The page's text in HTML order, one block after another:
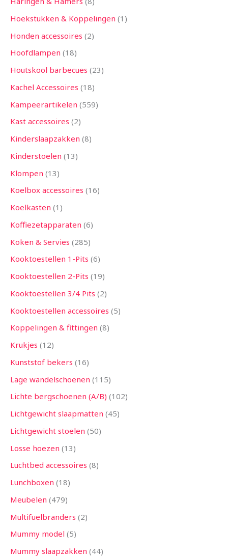
Hoekstukken & Koppelingen 1
Honden accessoires 2
Hoofdlampen 18
Houtskool barbecues 23
Kachel Accessoires 18
Kampeerartikelen 559
Kast accessoires 2
Kinderslaapzakken 8
Kinderstoelen 13
Klompen 13
Koelbox accessoires 16
Koelkasten 1
Koffiezetapparaten 6
Koken & Servies 285
Kooktoestellen 1-Pits 6
Kooktoestellen 2-Pits 19
Kooktoestellen 3/4 Pits 2
Kooktoestellen accessoires 5
Koppelingen & fittingen 8
Krukjes 12
Kunststof bekers 16
Lage wandelschoenen 115
Lichte bergschoenen (A/B) 102
Lichtgewicht slaapmatten 45
Lichtgewicht stoelen 50
Losse hoezen 13
Luchtbed accessoires 8
Lunchboxen 18
Meubelen 479
Multifuelbranders 2
Mummy model 5
Mummy slaapzakken 44